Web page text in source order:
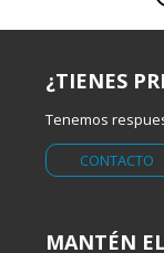
¿TIENES
Tenemos
CONTACTO
MANTÉN